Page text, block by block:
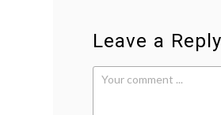
Leave a Reply